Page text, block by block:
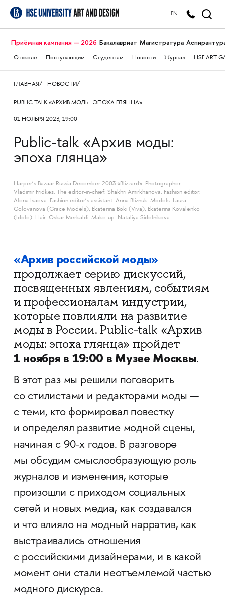
EN
Приёмная кампания — 2026 Бакалавриат Магистратура
О школе Поступающим Студентам Новости Журнал HSE ART
ГЛАВНАЯ НОВОСТИ
PUBLIC-TALK «АРХИВ МОДЫ: ЭПОХА ГЛЯНЦА»
01 НОЯБРЯ 2023, 19:00
Public-talk «Архив моды:
эпоха глянца»
Harper’s Bazaar Russia December 2003 «Blizzard». Photographer:
Vladimir Fridkes. The editor-in-chief: Shakhri Amirkhanova. Fashion editor:
Alena Isaeva. Fashion editor’s assistant: Anna Bliznuk. Models: Laura
Golovanova (Grace Models), Ekaterina Boki (Viva), Ekaterina Kovalenko
(Idole). Hair: Oskar Merkaldi. Make-up: Nataliya Sidelnikova.
«Архив российской моды»
продолжает серию дискуссий,
посвященных явлениям, событиям
и профессионалам индустрии,
которые повлияли на развитие
моды в России. Public-talk «Архив
моды: эпоха глянца» пройдет
1 ноября в 19:00 в Музее Москвы.
В этот раз мы решили поговорить
со стилистами и редакторами моды —
с теми, кто формировал повестку
и определял развитие модной сцены,
начиная с 90-х годов. В разговоре
мы обсудим смыслообразующую роль
журналов и изменения, которые
произошли с приходом социальных
сетей и новых медиа, как создавался
и что влияло на модный нарратив, как
выстраивались отношения
с российскими дизайнерами, и в какой
момент они стали неотъемлемой частью
модного дискурса.